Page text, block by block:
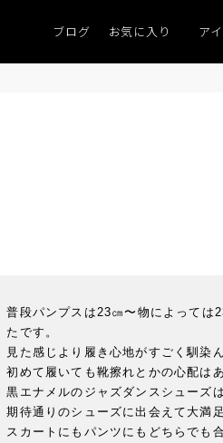
「キレイなニット」 ポイント9％「マ
ブログ お気に入り ア
普段パンプスは23㎝〜物によっては
たです。
見た感じより履き心地がすごく馴染
初めて履いても靴擦れとかの心配は
黒エナメルのジャズダンスシューズ
期待通りのシューズに出会えて大満足
スカートにもパンツにもどちらでも